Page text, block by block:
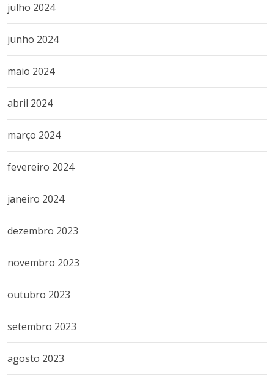
julho 2024
junho 2024
maio 2024
abril 2024
março 2024
fevereiro 2024
janeiro 2024
dezembro 2023
novembro 2023
outubro 2023
setembro 2023
agosto 2023